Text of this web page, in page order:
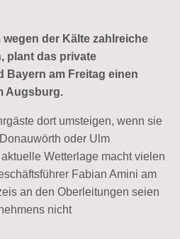
wegen der Kälte zahlreiche
plant das private
Bayern am Freitag einen
Augsburg.
dort umsteigen, wenn sie
oder Ulm
Wetterlage macht vielen
Fabian Amini am
an den Oberleitungen seien
nicht